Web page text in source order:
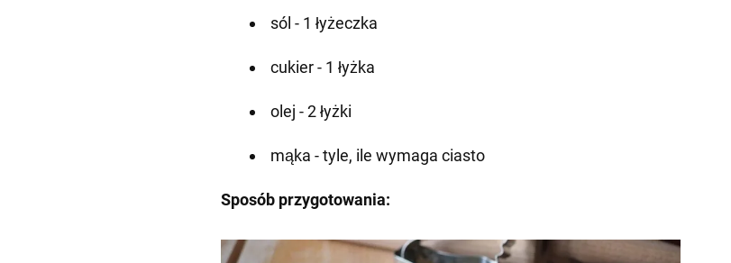
sól - 1 łyżeczka
cukier - 1 łyżka
olej - 2 łyżki
mąka - tyle, ile wymaga ciasto
Sposób przygotowania: